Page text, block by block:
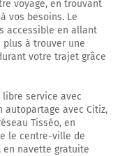
Allée de Brienne et
du Maréchal Leclerc et
voyage, en trouvant
vos besoins. Le
accessible en allant
à trouver une
votre trajet grâce
service avec
autopartage avec Citiz,
Tisséo, en
le centre-ville de
en navette gratuite